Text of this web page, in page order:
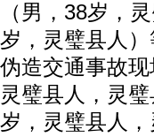
（男，38岁，
岁，灵璧县人
伪造交通事故
灵璧县人，灵
岁，灵璧县人